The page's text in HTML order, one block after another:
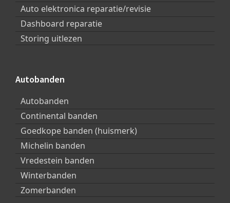
Auto elektronica reparatie/revisie
Dashboard reparatie
Storing uitlezen
Autobanden
Autobanden
Continental banden
Goedkope banden (huismerk)
Michelin banden
Vredestein banden
Winterbanden
Zomerbanden